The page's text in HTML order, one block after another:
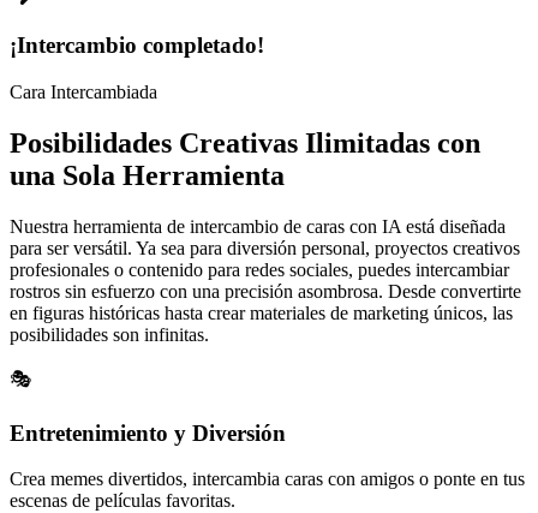
¡Intercambio completado!
Cara Intercambiada
Posibilidades Creativas Ilimitadas con
una Sola Herramienta
Nuestra herramienta de intercambio de caras con IA está diseñada
para ser versátil. Ya sea para diversión personal, proyectos creativos
profesionales o contenido para redes sociales, puedes intercambiar
rostros sin esfuerzo con una precisión asombrosa. Desde convertirte
en figuras históricas hasta crear materiales de marketing únicos, las
posibilidades son infinitas.
🎭
Entretenimiento y Diversión
Crea memes divertidos, intercambia caras con amigos o ponte en tus
escenas de películas favoritas.